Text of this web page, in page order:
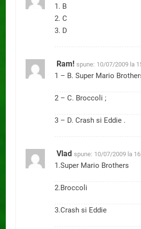
1. B
2. C
3. D
Ram! spune: 10/07/2009 la
1 – B. Super Mario
2 – C. Broccoli ;
3 – D. Crash si Eddie .
Vlad spune: 10/07/2009 la
1.Super Mario Brothers
2.Broccoli
3.Crash si Eddie